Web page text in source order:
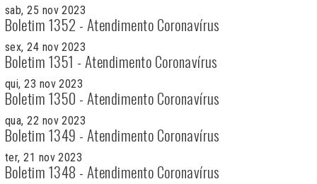
sab, 25 nov 2023
Boletim 1352 - Atendimento Coronavírus
sex, 24 nov 2023
Boletim 1351 - Atendimento Coronavírus
qui, 23 nov 2023
Boletim 1350 - Atendimento Coronavírus
qua, 22 nov 2023
Boletim 1349 - Atendimento Coronavírus
ter, 21 nov 2023
Boletim 1348 - Atendimento Coronavírus